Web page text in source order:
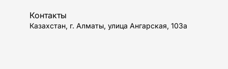
Контакты
Казахстан, г. Алматы, улица Ангарская, 103а